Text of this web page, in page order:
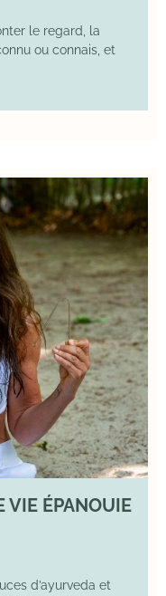
le regard, la
ou connais, et
VIE ÉPANOUIE
d’ayurveda et